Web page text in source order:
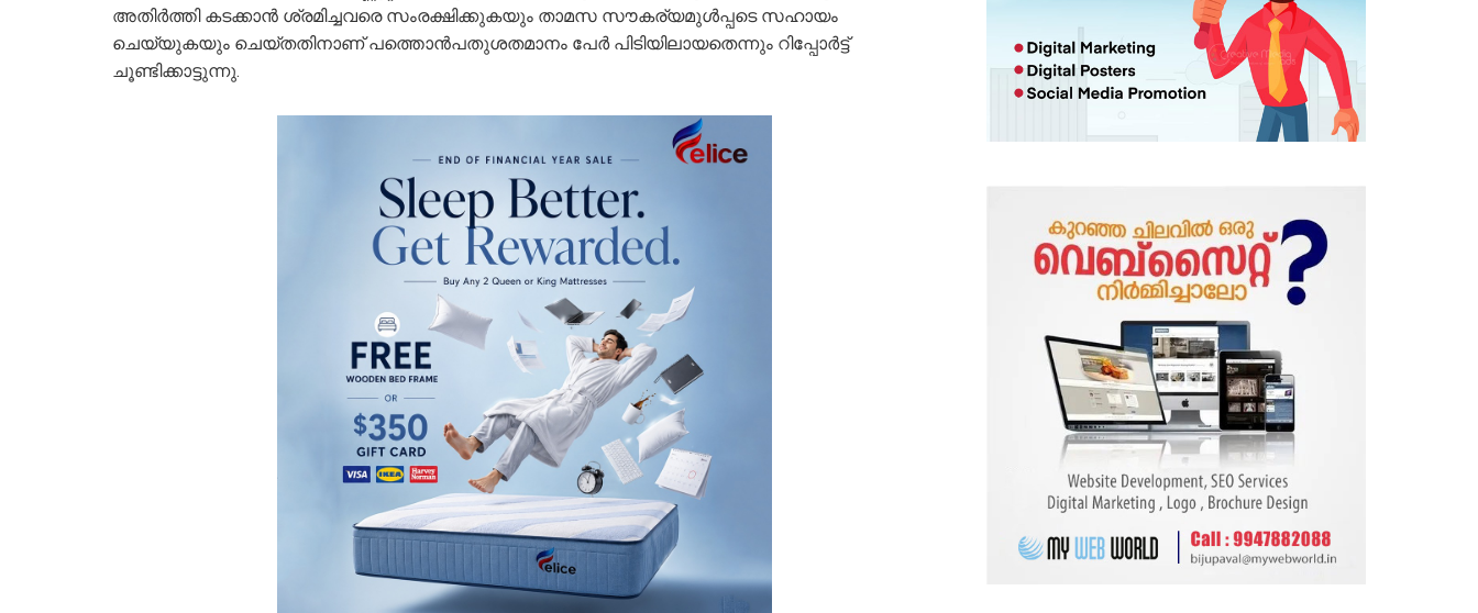
അതിര്‍ത്തി കടക്കാന്‍ ശ്രമിച്ചവരെ സംരക്ഷിക്കുകയും താമസ സൗകര്യമുള്‍പ്പടെ സഹായം
ചെയ്യുകയും ചെയ്തതിനാണ് പത്തൊന്‍പതുശതമാനം പേര്‍ പിടിയിലായതെന്നും റിപ്പോര്‍ട്ട്
ചൂണ്ടിക്കാട്ടുന്നു.